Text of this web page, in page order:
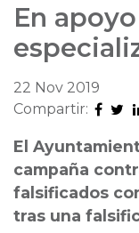
En
22 Nov 2019
Compartir:
El
campaña
falsificados
tras una